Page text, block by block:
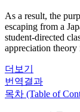
As a result, the
escaping from a
student-directed
appreciation theory
더보기
번역결과
목차 (Table of